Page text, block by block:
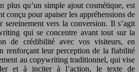
plus qu’un simple ajout cosmétique, est
conçu pour apaiser les appréhensions de
sereinement vers la conversion. Il s’agit
qui se concentre avant tout sur la
de crédibilité avec vos visiteurs, en
renforçant leur perception de la fiabilité
au copywriting traditionnel, qui vise
et à inciter à l’action, le texte de